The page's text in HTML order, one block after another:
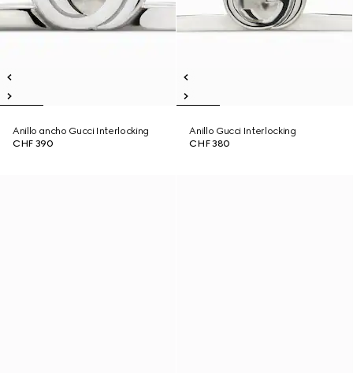
Anillo ancho Gucci Interlocking
CHF 390
Anillo Gucci Interlocking
CHF 380